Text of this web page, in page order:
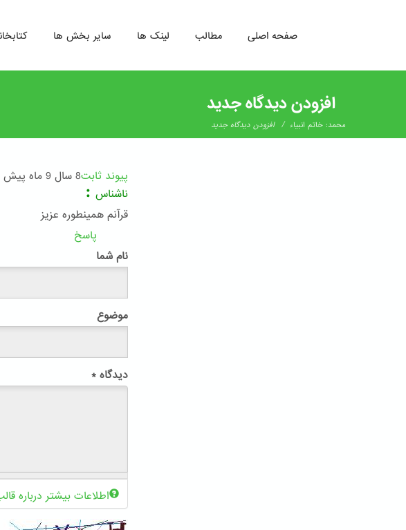
رفتن
سایر بخش ها لینک ها مطالب صفحه اصلی
افزودن دیدگاه جدید
محمد: خاتم انبیاء / افزودن دیدگاه جدید
پیوند ثابت8 سال 9 ماه پیش
ناشناس :
قرآنم همینطوره عزیز
پاسخ
نام شما
موضوع
دیدگاه *
اطلاعات بیشتر درباره